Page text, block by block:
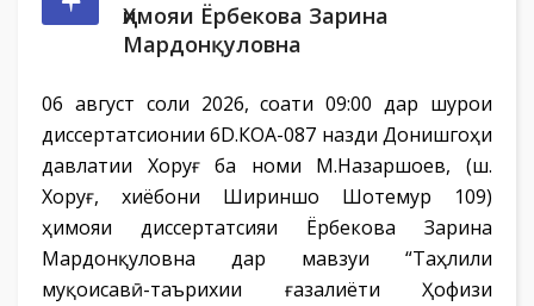
Ҳимояи Ёрбекова Зарина
Мардонқуловна
06 август соли 2026, соати 09:00 дар шурои
диссертатсионии 6D.КОА-087 назди Донишгоҳи
давлатии Хоруғ ба номи М.Назаршоев, (ш.
Хоруғ, хиёбони Шириншо Шотемур 109)
ҳимояи диссертатсияи Ёрбекова Зарина
Мардонқуловна дар мавзуи “Таҳлили
муқоисавӣ-таърихии ғазалиёти Ҳофизи